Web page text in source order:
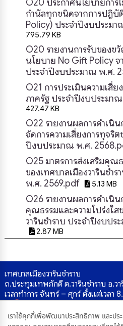
O20 ประกาศนโยบายการ
กำนัลทุกชนิดจากการปฏิบั
Policy) ประจำปีงบประม
795.79 KB
O20 รายงานการรับของข
นโยบาย No Gift Policy
ประจำปีงบประมาณ พ.ศ.
O21 การประเมินความเสี่
ภาครัฐ ประจำปีงบประมา
427.47 KB
O22 รายงานผลการดำเนิ
จัดการความเสี่ยงการทุจริ
ปีงบประมาณ พ.ศ.
O25 มาตรการส่งเสริมคุณ
ของเทศบาลเมืองวารินชำ
พ.ศ. 2569.pdf
5.13 MB
O26 รายงานผลการดำเนิน
คุณธรรมและความโปร่งใส
วารินชำราบ ประจำปีงบป
2.87 MB
เทศบาลเมืองวารินชำราบ
ถ.ประทุมเทพภักดี ต.วารินชำราบ อ.ว
เวลาทำการ จันทร์ – ศุกร์ ตั้งแต่เวลา
เราใช้คุกกี้เพื่อพัฒนาประสิทธิภาพ และปร